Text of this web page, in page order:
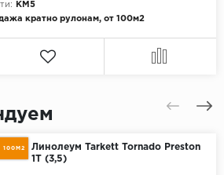
КМ5
кратно рулонам, от 100м2
Линолеум Tarkett Tornado Preston
1T (3,5)